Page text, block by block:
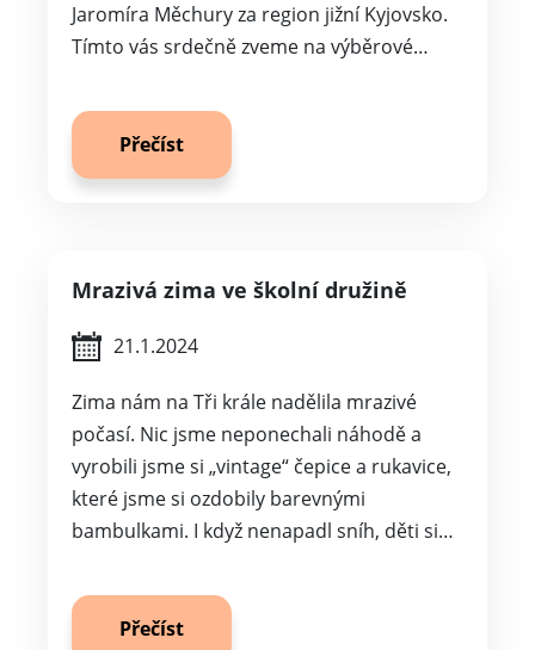
Jaromíra Měchury za region jižní Kyjovsko.
Tímto vás srdečně zveme na výběrové…
Přečíst
Mrazivá zima ve školní družině
21.1.2024
Zima nám na Tři krále nadělila mrazivé
počasí. Nic jsme neponechali náhodě a
vyrobili jsme si „vintage“ čepice a rukavice,
které jsme si ozdobily barevnými
bambulkami. I když nenapadl sníh, děti si…
Přečíst